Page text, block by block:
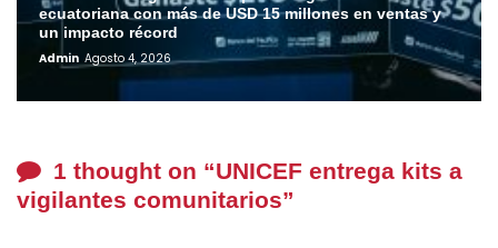
ecuatoriana con más de USD 15 millones en ventas y
un impacto récord
Admin Agosto 4, 2026
1 thought on “UNICEF entrega kits a
vigilantes comunitarios”